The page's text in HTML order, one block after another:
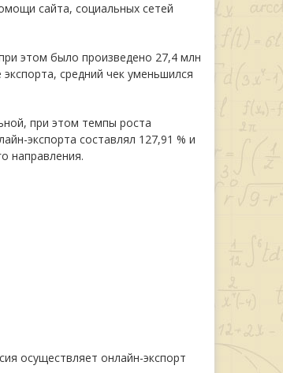
сайта, социальных сетей
этом было произведено 27,4 млн
средний чек уменьшился
при этом темпы роста
экспорта составлял 127,91 % и
направления.
осуществляет онлайн-экспорт